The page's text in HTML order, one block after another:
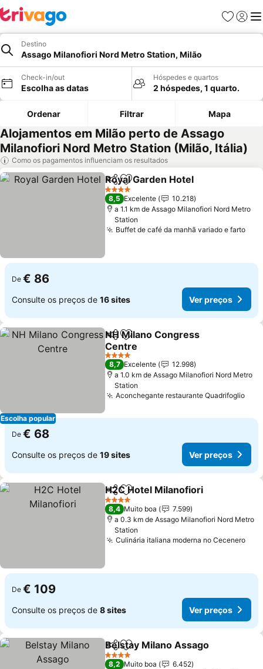
Favoritos
Iniciar
Destino
Assago Milanofiori Nord Metro Station, Milão
Check-in/out
Escolha as datas
Hóspedes e quartos
2 hóspedes, 1 quarto.
Ordenar Filtrar Mapa
Alojamentos em Milão perto de Assago
Milanofiori Nord Metro Station (Milão, Itália)
Como os pagamentos influenciam os resultados
PartilharAdicionar aos favoritos
Royal Garden Hotel
4 Estrelas
8,5 Excelente
10.218
a 1.1 km de Assago Milanofiori Nord Metro
Station
Buffet de café da manhã variado e farto
De € 86
Consulte os preços de 16 sites Ver preços
Escolha popular
PartilharAdicionar aos favoritos
NH Milano Congress
Centre
4 Estrelas
8,7 Excelente
12.998
a 1.0 km de Assago Milanofiori Nord Metro
Station
Aconchegante restaurante Quadrifoglio
De € 68
Consulte os preços de 19 sites Ver preços
PartilharAdicionar aos favoritos
H2C Hotel Milanofiori
4 Estrelas
8,4 Muito boa
7.599
a 0.3 km de Assago Milanofiori Nord Metro
Station
Culinária italiana moderna no Cecenero
De € 109
Consulte os preços de 8 sites Ver preços
PartilharAdicionar aos favoritos
Belstay Milano Assago
4 Estrelas
8,2 Muito boa
6.452